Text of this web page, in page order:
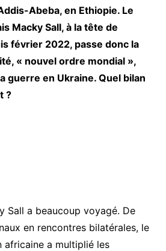
Abeba, en Ethiopie. Le
Macky Sall, à la tête de
février 2022, passe donc la
« nouvel ordre mondial »,
guerre en Ukraine. Quel bilan
?
Sall a beaucoup voyagé. De
en rencontres bilatérales, le
africaine a multiplié les